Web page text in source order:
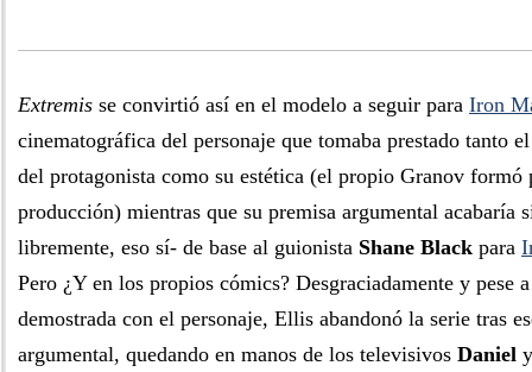
Extremis se convirtió así en el modelo a seguir para Iron
cinematográfica del personaje que tomaba prestado tanto
del protagonista como su estética (el propio Granov formó
producción) mientras que su premisa argumental acabaría
libremente, eso sí- de base al guionista Shane Black para
Pero ¿Y en los propios cómics? Desgraciadamente y pese
demostrada con el personaje, Ellis abandonó la serie tras
argumental, quedando en manos de los televisivos Daniel